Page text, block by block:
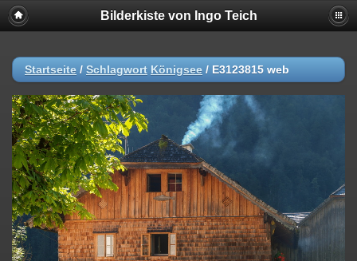
Bilderkiste von Ingo Teich
Startseite / Schlagwort Königsee / E3123815 web